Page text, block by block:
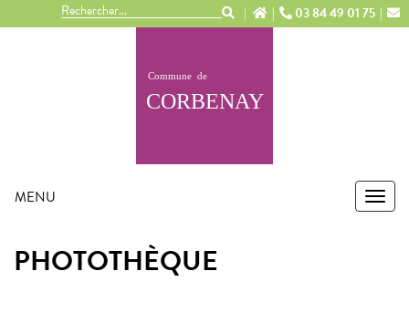
03 84 49 01 75
MENU
PHOTOTHÈQUE
Panneau de gestion des cookies